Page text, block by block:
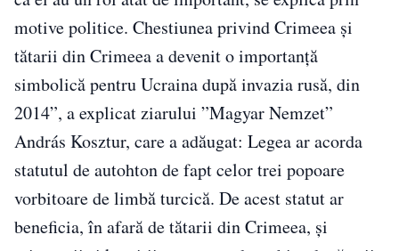
motive politice. Chestiunea privind Crimeea și
tătarii din Crimeea a devenit o importanță
simbolică pentru Ucraina după invazia rusă, din
2014”, a explicat ziarului ”Magyar Nemzet”
András Kosztur, care a adăugat: Legea ar acorda
statutul de autohton de fapt celor trei popoare
vorbitoare de limbă turcică. De acest statut ar
beneficia, în afară de tătarii din Crimeea, și